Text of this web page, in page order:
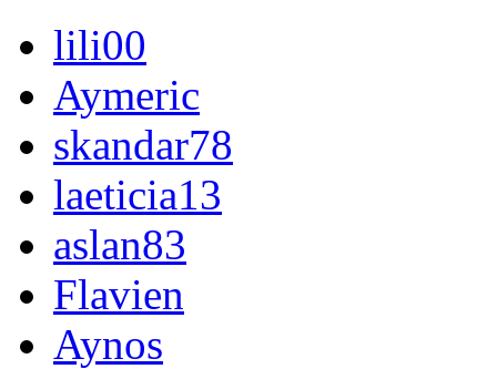
lili00
Aymeric
skandar78
laeticia13
aslan83
Flavien
Aynos